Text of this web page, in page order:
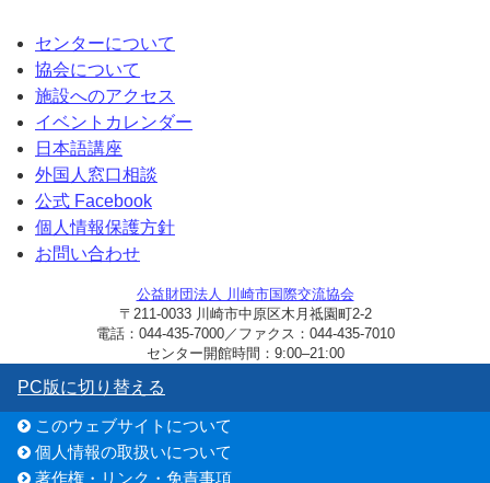
センターについて
協会について
施設へのアクセス
イベントカレンダー
日本語講座
外国人窓口相談
公式 Facebook
個人情報保護方針
お問い合わせ
公益財団法人 川崎市国際交流協会
〒211-0033 川崎市中原区木月祗園町2-2
電話：044-435-7000／ファクス：044-435-7010
センター開館時間：9:00–21:00
PC版に切り替える
このウェブサイトについて
個人情報の取扱いについて
著作権・リンク・免責事項